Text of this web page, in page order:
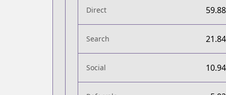
Direct
Search
Social